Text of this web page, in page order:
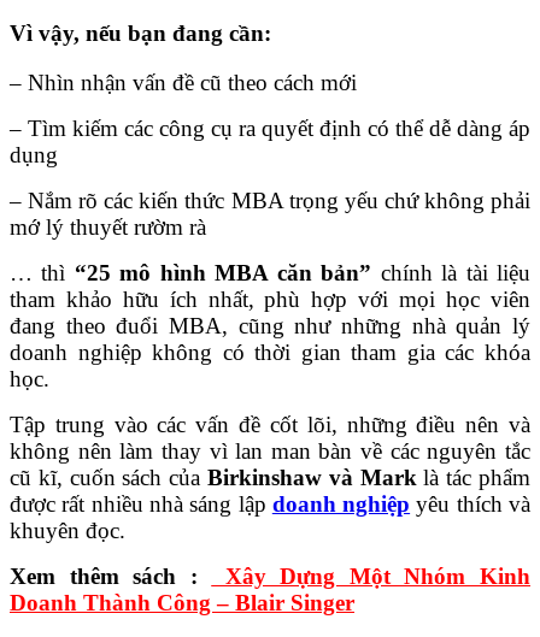
Vì vậy, nếu bạn đang cần:
– Nhìn nhận vấn đề cũ theo cách mới
– Tìm kiếm các công cụ ra quyết định có thể dễ dàng áp
dụng
– Nắm rõ các kiến thức MBA trọng yếu chứ không phải
mớ lý thuyết rườm rà
… thì “25 mô hình MBA căn bản” chính là tài liệu
tham khảo hữu ích nhất, phù hợp với mọi học viên
đang theo đuổi MBA, cũng như những nhà quản lý
doanh nghiệp không có thời gian tham gia các khóa
học.
Tập trung vào các vấn đề cốt lõi, những điều nên và
không nên làm thay vì lan man bàn về các nguyên tắc
cũ kĩ, cuốn sách của Birkinshaw và Mark là tác phẩm
được rất nhiều nhà sáng lập doanh nghiệp yêu thích và
khuyên đọc.
Xem thêm sách :
Xây Dựng Một Nhóm Kinh
Doanh Thành Công – Blair Singer